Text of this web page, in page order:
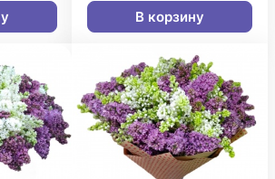
В корзину